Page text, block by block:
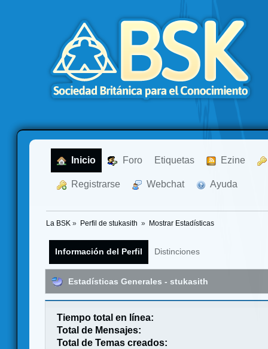
Inicio Foro Etiquetas Ezine
Registrarse Webchat Ayuda
La BSK » Perfil de stukasith » Mostrar Estadísticas
Información del Perfil Distinciones
Estadísticas Generales - stukasith
Tiempo total en línea:
Total de Mensajes:
Total de Temas creados: